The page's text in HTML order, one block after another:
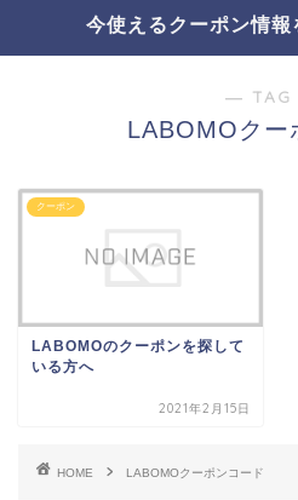
今使えるクーポン情
―
LABOMOクー
クーポン
LABOMOのクーポンを探して
いる方へ
2021年2月15日
HOME LABOMOクーポンコード